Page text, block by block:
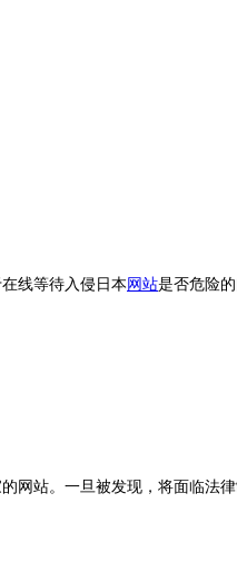
线等待入侵日本 网站是否危险
网站。一旦被发现，将面临法